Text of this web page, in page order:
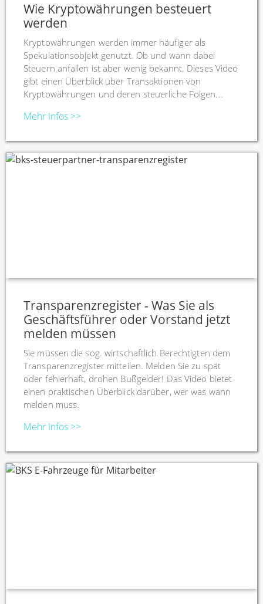
Wie Kryptowährungen besteuert
werden
Kryptowährungen werden immer häufiger als
Spekulationsobjekt genutzt. Ob und wann dabei
Steuern anfallen ist aber wenig bekannt. Dieses Video
gibt einen Überblick über Transaktionen von
Kryptowährungen und deren steuerliche Folgen...
Mehr Infos >>
Transparenzregister - Was Sie als
Geschäftsführer oder Vorstand jetzt
melden müssen
Sie müssen die sog. wirtschaftlich Berechtigten dem
Transparenzregister mitteilen. Melden Sie zu spät
oder fehlerhaft, drohen Bußgelder! Das Video bietet
einen praktischen Überblick darüber, wer was wann
melden muss.
Mehr Infos >>